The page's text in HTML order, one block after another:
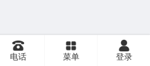
电话 菜单 登录